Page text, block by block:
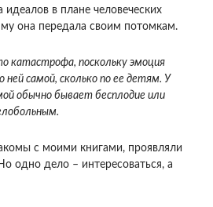
в плане человеческих
она передала своим потомкам.
катастрофа, поскольку эмоция
ней самой, сколько по ее детям. У
обычно бывает бесплодие или
с моими книгами, проявляли
одно дело – интересоваться, а